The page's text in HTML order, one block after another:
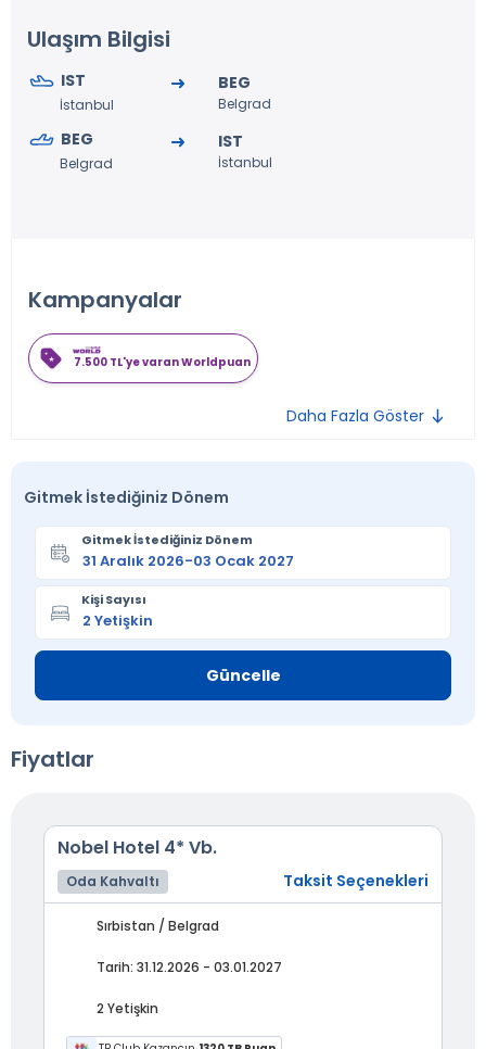
Ulaşım Bilgisi
IST
İstanbul
BEG
Belgrad
BEG
Belgrad
IST
İstanbul
Kampanyalar
7.500 TL'ye varan Worldpuan
Daha Fazla Göster
Gitmek İstediğiniz Dönem
Gitmek İstediğiniz Dönem
Kişi Sayısı
Güncelle
Fiyatlar
Nobel Hotel 4* Vb.
Oda Kahvaltı Taksit Seçenekleri
Sırbistan / Belgrad
Tarih: 31.12.2026 - 03.01.2027
2 Yetişkin